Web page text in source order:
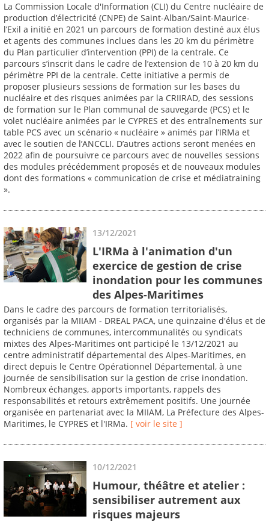
La Commission Locale d'Information (CLI) du Centre nucléaire de
production d’électricité (CNPE) de Saint-Alban/Saint-Maurice-
l’Exil a initié en 2021 un parcours de formation destiné aux élus
et agents des communes inclues dans les 20 km du périmètre
du Plan particulier d’intervention (PPI) de la centrale. Ce
parcours s’inscrit dans le cadre de l’extension de 10 à 20 km du
périmètre PPI de la centrale. Cette initiative a permis de
proposer plusieurs sessions de formation sur les bases du
nucléaire et des risques animées par la CRIIRAD, des sessions
de formation sur le Plan communal de sauvegarde (PCS) et le
volet nucléaire animées par le CYPRES et des entraînements sur
table PCS avec un scénario « nucléaire » animés par l’IRMa et
avec le soutien de l’ANCCLI. D’autres actions seront menées en
2022 afin de poursuivre ce parcours avec de nouvelles sessions
des modules précédemment proposés et de nouveaux modules
dont des formations « communication de crise et médiatraining
».
13/12/2021
L'IRMa à l'animation d'un
exercice de gestion de crise
inondation pour les communes
des Alpes-Maritimes
Dans le cadre des parcours de formation territorialisés,
organisés par la MIIAM - DREAL PACA, une quinzaine d'élus et de
techniciens de communes, intercommunalités ou syndicats
mixtes des Alpes-Maritimes ont participé le 13/12/2021 au
centre administratif départemental des Alpes-Maritimes, en
direct depuis le Centre Opérationnel Départemental, à une
journée de sensibilisation sur la gestion de crise inondation.
Nombreux échanges, apports importants, rappels des
responsabilités et retours extrêmement positifs. Une journée
organisée en partenariat avec la MIIAM, La Préfecture des Alpes-
Maritimes, le CYPRES et l'IRMa. [ voir le site ]
10/12/2021
Humour, théâtre et atelier :
sensibiliser autrement aux
risques majeurs